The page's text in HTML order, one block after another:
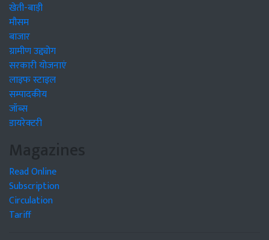
खेती-बाड़ी
मौसम
बाजार
ग्रामीण उद्द्योग
सरकारी योजनाएं
लाइफ स्टाइल
सम्पादकीय
जॉब्स
डायरेक्टरी
Magazines
Read Online
Subscription
Circulation
Tariff